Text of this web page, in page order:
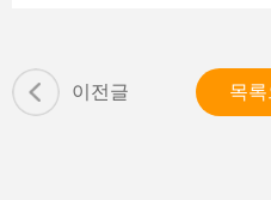
이전글 목록